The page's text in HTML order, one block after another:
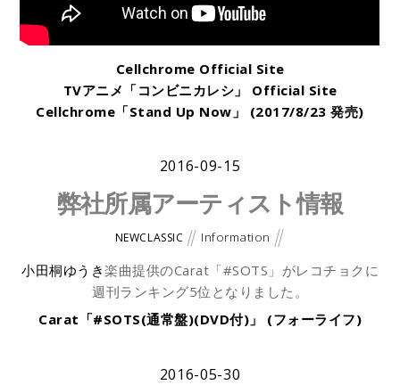
Cellchrome Official Site
TVアニメ「コンビニカレシ」 Official Site
Cellchrome「Stand Up Now」 (2017/8/23 発売)
2016-09-15
弊社所属アーティスト情報
NEWCLASSIC Information
小田桐ゆうき楽曲提供のCarat「#SOTS」がレコチョクに
週刊ランキング5位となりました。
Carat「#SOTS(通常盤)(DVD付)」 (フォーライフ)
2016-05-30